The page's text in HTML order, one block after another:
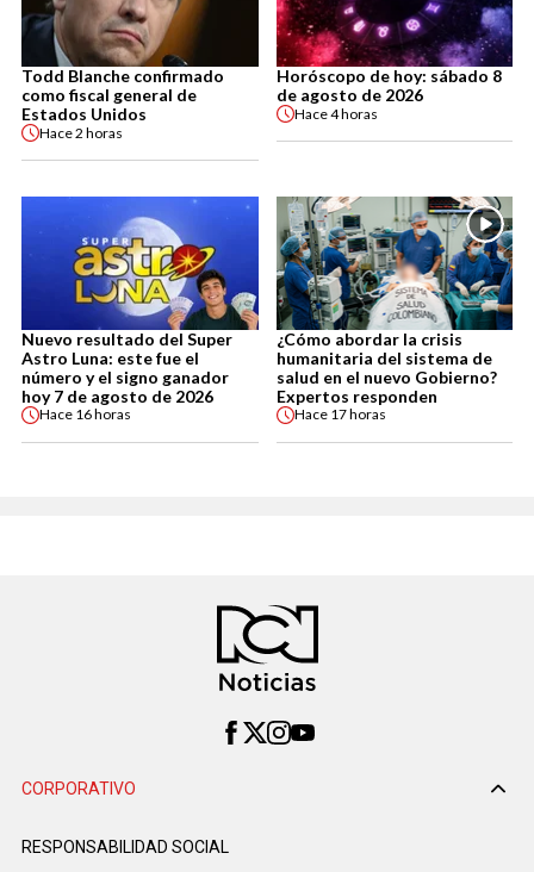
Todd Blanche confirmado
como fiscal general de
Estados Unidos
Hace2 horas
Horóscopo de hoy: sábado 8
de agosto de 2026
Hace4 horas
Nuevo resultado del Super
Astro Luna: este fue el
número y el signo ganador
hoy 7 de agosto de 2026
Hace 16 horas
¿Cómo abordar la crisis
humanitaria del sistema de
salud en el nuevo Gobierno?
Expertos responden
Hace 17 horas
CORPORATIVO
RESPONSABILIDAD SOCIAL